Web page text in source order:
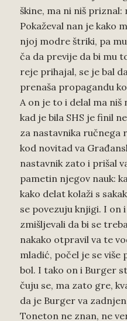
škine, ma ni niš
Pokaževal nan je kako
njoj modre štriki, pa
ča da previje da bi mu
reje prihajal, se je bal
prenaša propagandu
A on je to i delal ma
kad je bila SHS je finil
za nastavnika ručnega
kod novitad va
nastavnik zato i prišal
pametin njegov nauk:
kako delat kolaži s
se povezuju knjigi. I on
zmišljevali da bi se
nakako otpravil va te
mladić, počel je se više
bol. I tako on i Burger
čuju se, ma zato gre,
da je Burger va
Toneton ne znan, ne